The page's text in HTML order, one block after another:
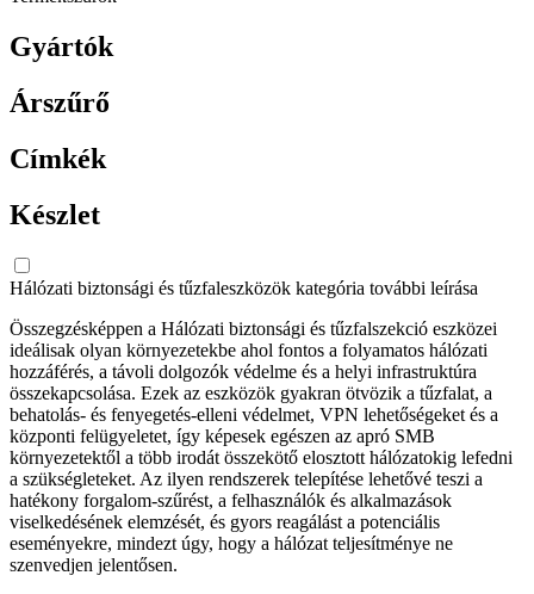
Gyártók
Árszűrő
Címkék
Készlet
Hálózati biztonsági és tűzfaleszközök kategória további leírása
Összegzésképpen a Hálózati biztonsági és tűzfalszekció eszközei
ideálisak olyan környezetekbe ahol fontos a folyamatos hálózati
hozzáférés, a távoli dolgozók védelme és a helyi infrastruktúra
összekapcsolása. Ezek az eszközök gyakran ötvözik a tűzfalat, a
behatolás- és fenyegetés-elleni védelmet, VPN lehetőségeket és a
központi felügyeletet, így képesek egészen az apró SMB
környezetektől a több irodát összekötő elosztott hálózatokig lefedni
a szükségleteket. Az ilyen rendszerek telepítése lehetővé teszi a
hatékony forgalom-szűrést, a felhasználók és alkalmazások
viselkedésének elemzését, és gyors reagálást a potenciális
eseményekre, mindezt úgy, hogy a hálózat teljesítménye ne
szenvedjen jelentősen.